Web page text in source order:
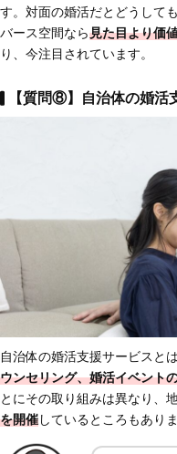
す。対面の婚活だとどうして
バース空間なら見た目より価
り、今注目されています。
【質問⑧】自治体の婚活
自治体の婚活支援サービスとは
ウンセリング、婚活イベント
とにその取り組みは異なり、
を開催しているところもありま